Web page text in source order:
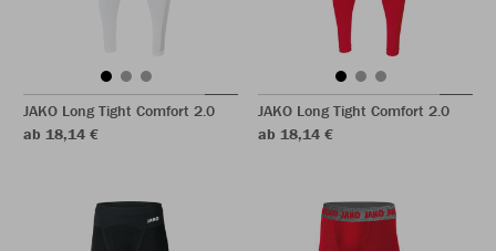
JAKO Long Tight Comfort 2.0
ab 18,14 €
JAKO Long Tight Comfort 2.0
ab 18,14 €